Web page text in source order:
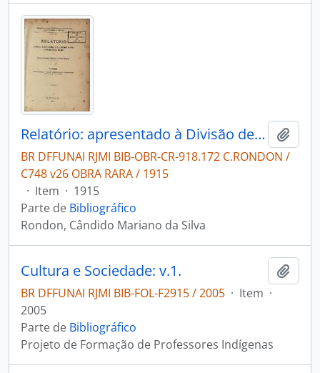
Relatório: apresentado à Divisão de Engenharia (G.5) do Departamento da Guerra e a Directoria Geral dos Telegraphos.
BR DFFUNAI RJMI BIB-OBR-CR-918.172 C.RONDON /
C748 v26 OBRA RARA / 1915
· Item · 1915
Parte de Bibliográfico
Rondon, Cândido Mariano da Silva
Cultura e Sociedade: v.1.
BR DFFUNAI RJMI BIB-FOL-F2915 / 2005 · Item ·
2005
Parte de Bibliográfico
Projeto de Formação de Professores Indígenas